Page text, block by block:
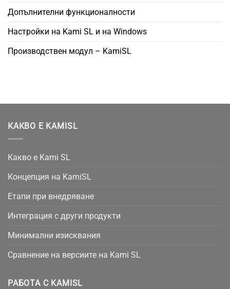
Допълнителни функционалности
Настройки на Kami SL и на Windows
Производствен модул – KamiSL
КАКВО Е KAMISL
Какво е Kami SL
Концепция на KamiSL
Етапи при внедряване
Интеграция с други продукти
Минимални изисквания
Сравнение на версиите на Kami SL
РАБОТА С KAMISL